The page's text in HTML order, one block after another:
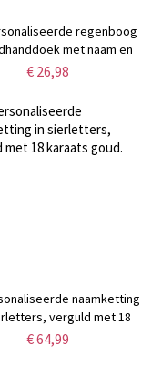
regenboog
met naam en
met trekkoord,
ideaal als
strand-/
perfect voor
vrouwen/bruidsmeisjes.
€ 26,98
naamketting
verguld met 18
karaats goud.
€ 64,99